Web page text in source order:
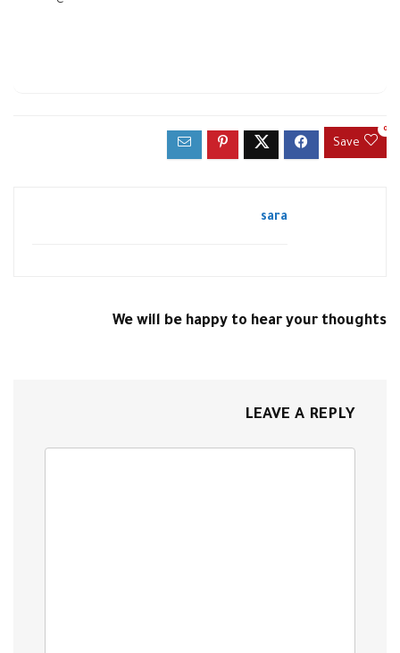
Save
0
sara
We will be happy to hear your thoughts
LEAVE A REPLY